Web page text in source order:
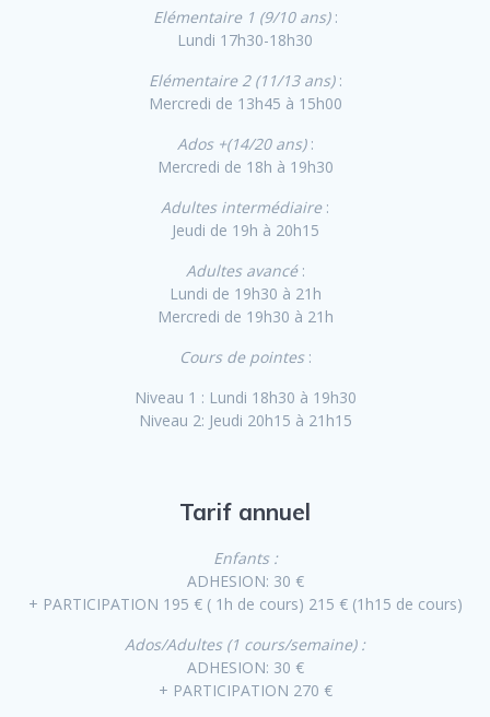
Elémentaire 1 (9/10 ans):
Lundi 17h30-18h30
Elémentaire 2 (11/13 ans):
Mercredi de 13h45 à 15h00
Ados +(14/20 ans):
Mercredi de 18h à 19h30
Adultes intermédiaire:
Jeudi de 19h à 20h15
Adultes avancé:
Lundi de 19h30 à 21h
Mercredi de 19h30 à 21h
Cours de pointes:
Niveau 1 : Lundi 18h30 à 19h30
Niveau 2: Jeudi 20h15 à 21h15
Tarif annuel
Enfants :
ADHESION: 30 €
+ PARTICIPATION 195 € ( 1h de cours) 215 € (1h15 de cours)
Ados/Adultes (1 cours/semaine) :
ADHESION: 30 €
+ PARTICIPATION 270 €